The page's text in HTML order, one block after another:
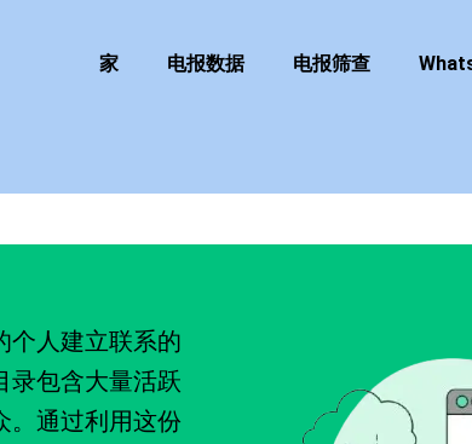
家 电报数据 电报筛查
个人建立联系的
录包含大量活跃
。通过利用这份